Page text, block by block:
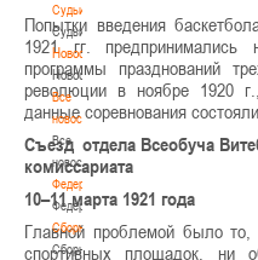
Судьи
Судьи
Новости
Новости
Все
новости
Все
новости
Федерация
Федерация
Сборные
Сборные
Попытки введения
1921 гг. предпринимались
программы празднований
революции в ноябре 1920
данные соревнования
Съезд отдела Всеобуча
комиссариата
10–11 марта 1921 года
Главной проблемой было
спортивных площадок, ни